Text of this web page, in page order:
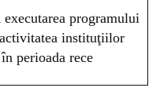
programului
instituţiilor
perioada rece